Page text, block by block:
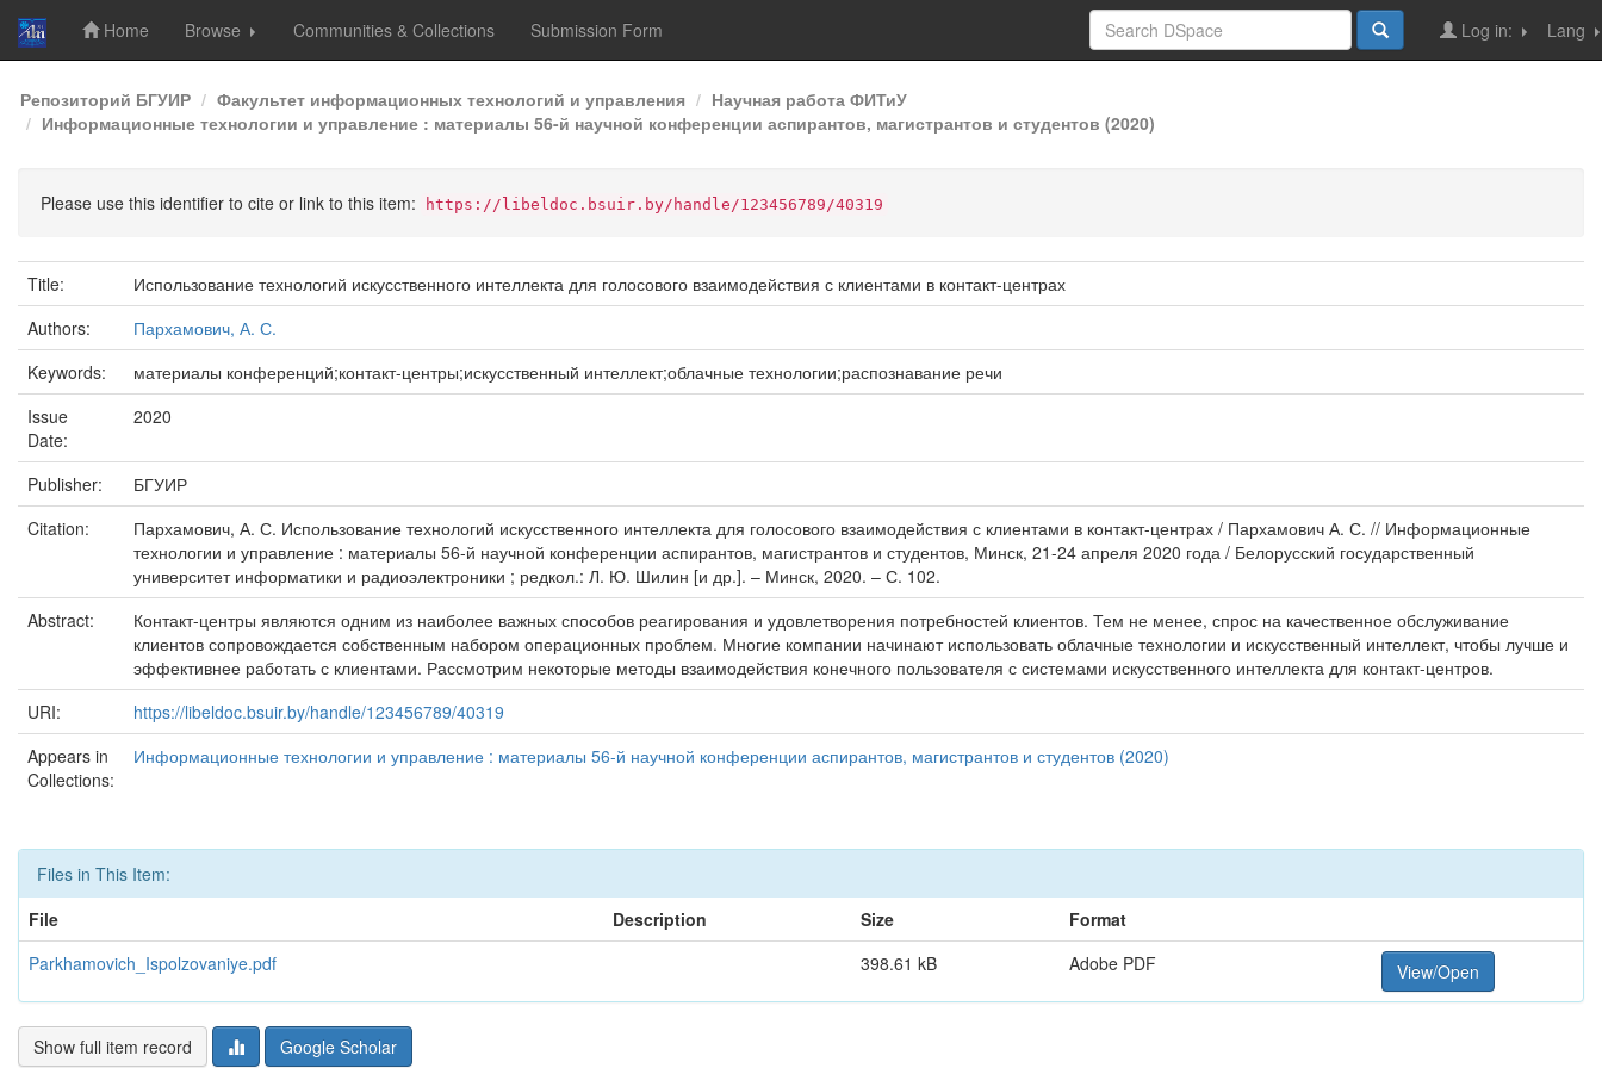
Skip
navigation
Home Browse Communities & Collections Submission Form Lang
Log in:
Репозиторий БГУИР Факультет информационных технологий и управления
Научная работа ФИТиУ
Информационные технологии и управление : материалы 56-й научной конференции аспирантов, магистрантов и студентов (2020)
Please use this identifier to cite or link to this item: https://libeldoc.bsuir.by/handle/123456789/40319
Title:
Использование технологий искусственного интеллекта для голосового взаимодействия с клиентами в контакт-центрах
Authors:
Пархамович, А. С.
Keywords:
материалы конференций;контакт-центры;искусственный интеллект;облачные технологии;распознавание речи
Issue
Date:
2020
Publisher:
БГУИР
Citation:
Пархамович, А. С. Использование технологий искусственного интеллекта для голосового взаимодействия с клиентами в контакт-центрах / Пархамович А. С. // Информационные
технологии и управление : материалы 56-й научной конференции аспирантов, магистрантов и студентов, Минск, 21-24 апреля 2020 года / Белорусский государственный
университет информатики и радиоэлектроники ; редкол.: Л. Ю. Шилин [и др.]. – Минск, 2020. – С. 102.
Abstract:
Контакт-центры являются одним из наиболее важных способов реагирования и удовлетворения потребностей клиентов. Тем не менее, спрос на качественное обслуживание
клиентов сопровождается собственным набором операционных проблем. Многие компании начинают использовать облачные технологии и искусственный интеллект, чтобы лучше и
эффективнее работать с клиентами. Рассмотрим некоторые методы взаимодействия конечного пользователя с системами искусственного интеллекта для контакт-центров.
URI:
https://libeldoc.bsuir.by/handle/123456789/40319
Appears in
Collections:
Информационные технологии и управление : материалы 56-й научной конференции аспирантов, магистрантов и студентов (2020)
Files in This Item:
File
Description Size
Format
Parkhamovich_Ispolzovaniye.pdf
398.61 kB Adobe PDF View/Open
Show full item record Google Scholar